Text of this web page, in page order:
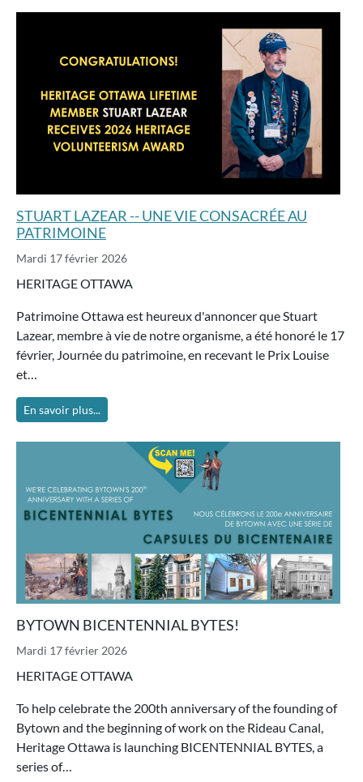
STUART LAZEAR -- UNE VIE CONSACRÉE AU
PATRIMOINE
Mardi 17 février 2026
HERITAGE OTTAWA
Patrimoine Ottawa est heureux d'annoncer que Stuart
Lazear, membre à vie de notre organisme, a été honoré le 17
février, Journée du patrimoine, en recevant le Prix Louise
et…
En savoir plus...
BYTOWN BICENTENNIAL BYTES!
Mardi 17 février 2026
HERITAGE OTTAWA
To help celebrate the 200th anniversary of the founding of
Bytown and the beginning of work on the Rideau Canal,
Heritage Ottawa is launching BICENTENNIAL BYTES, a
series of…